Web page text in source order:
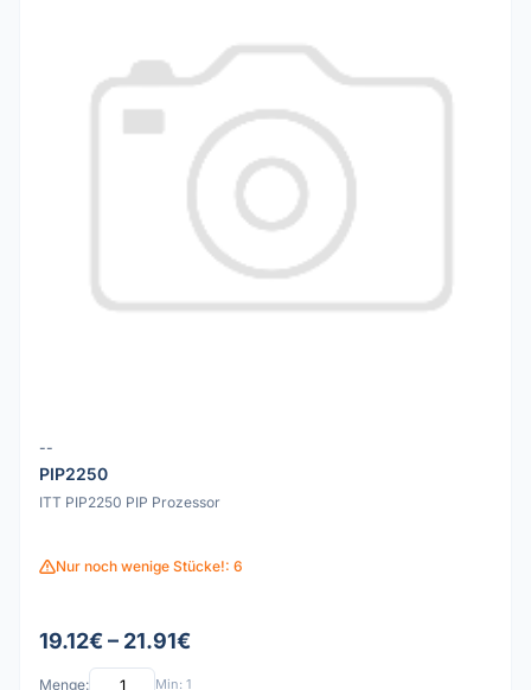
--
PIP2250
ITT PIP2250 PIP Prozessor
Nur noch wenige Stücke!: 6
19.12€ – 21.91€
Menge: Min: 1